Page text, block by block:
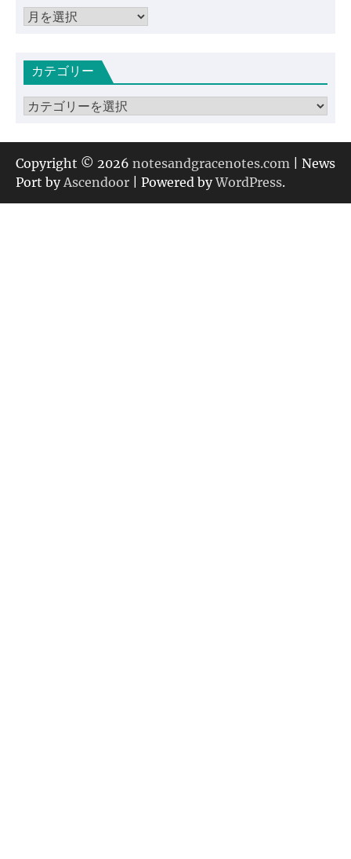
ア
イカテゴリー
カ
ゴ
リ
ー
Copyright © 2026 notesandgracenotes.com | News
Port by Ascendoor | Powered byWordPress.